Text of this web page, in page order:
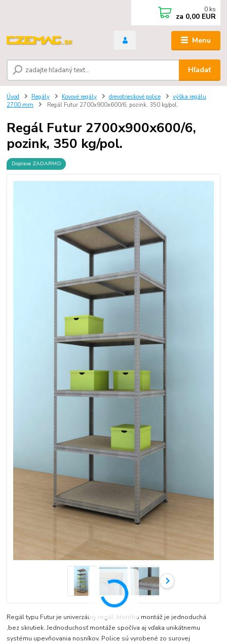
Menu
Hľadať
0 ks
za 0,00 EUR
Úvod Regály Kovové regály drevotrieskové police
výška regálu
2700 mm
Regál Futur 2700x900x600/6, pozink, 350 kg/pol.
Regál Futur 2700x900x600/6,
pozink, 350 kg/pol.
Doprava ZADARMO
Regál typu Futur je univerzálny regál, ktorého montáž je jednoduchá
,bez skrutiek. Jednoduchosť montáže spočíva aj vďaka unikátnemu
systému upevňovania nosníkov. Police sú vyrobené zo surovej